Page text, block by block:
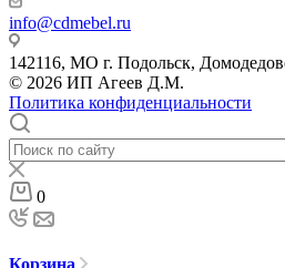
info@cdmebel.ru
142116, МО г. Подольск,
© 2026 ИП Агеев Д.М.
Политика конфиденциальности
0
Корзина